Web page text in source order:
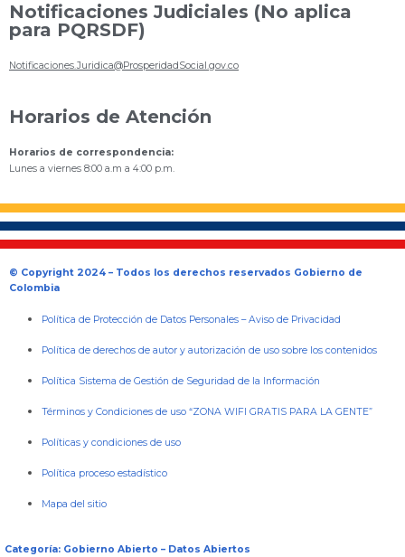
Notificaciones Judiciales (No aplica
para PQRSDF)
Notificaciones.Juridica@ProsperidadSocial.gov.co
Horarios de Atención
Horarios de correspondencia:
Lunes a viernes 8:00 a.m a 4:00 p.m.
© Copyright 2024 – Todos los derechos reservados Gobierno de
Colombia
Política de Protección de Datos Personales –Aviso de Privacidad
Política de derechos de autor y autorización de uso sobre los contenidos
Política Sistema de Gestión de Seguridad de la Información
Términos y Condiciones de uso “ZONA WIFI GRATIS PARA LA GENTE”
Políticas y condiciones de uso
Política proceso estadístico
Mapa del sitio
Categoría: Gobierno Abierto – Datos Abiertos